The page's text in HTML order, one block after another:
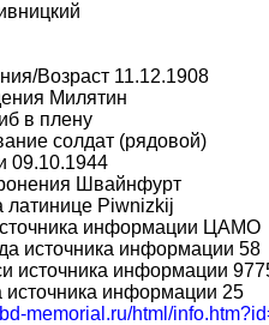
Возраст 11.12.1908
Милятин
в плену
солдат (рядовой)
09.10.1944
Швайнфурт
Piwnizkij
информации ЦАМО
источника информации 58
источника информации
источника информации 25
memorial.ru/html/